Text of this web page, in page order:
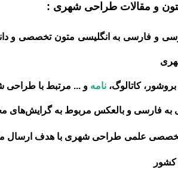
و مقالات طراحی شهری :
بروشور، کاتالوگ،نامهو ... مرتبط با طراحی
به فارسی و بالعکس مربوط به
تخصصی علمی طراحی شهری
کشور